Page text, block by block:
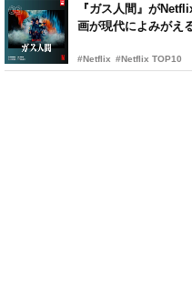
『ガス人間』が
画が現代によみがえ
#Netflix #Netflix TOP10